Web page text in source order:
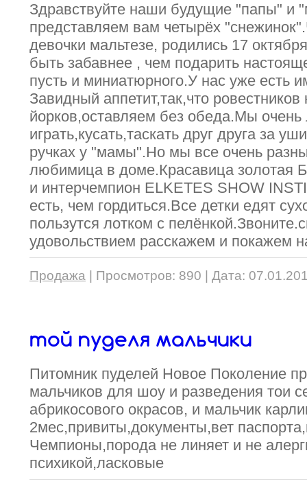
Здравствуйте наши будущие "папы" и
представляем вам четырёх
девочки мальтезе, родились 17
быть забавнее , чем подарить
пусть и миниатюрного.У нас уже есть
Завидный аппетит,так,что
йорков,оставляем без обеда.Мы
играть,кусать,таскать друг друга за
ручках у "мамы".Но мы все очень
любимица в доме.Красавица золотая
и интерчемпион ELKETES SHOW
есть, чем гордиться.Все детки едят
пользутся лотком с
удовольствием расскажем и покажем
Продажа Просмотров: 890 Дата:
той пуделя мальчики
Питомник пуделей Новое Поколение
мальчиков для шоу и разведения тои
абрикосового окрасов, и мальчик
2мес,привиты,документы,вет
Чемпионы,порода не линяет и не
психикой,ласковые